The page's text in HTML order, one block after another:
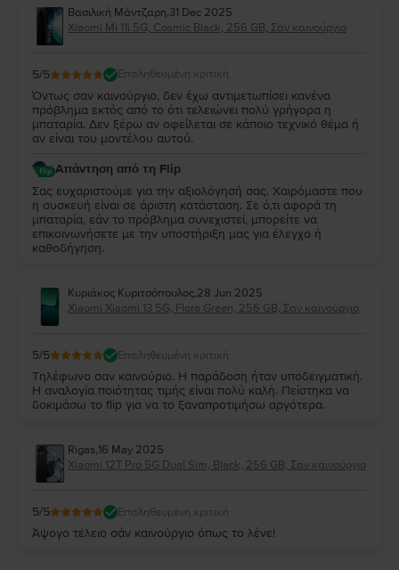
Βασιλική Μάντζαρη,31 Dec 2025
Xiaomi Mi 11i 5G, Cosmic Black, 256 GB, Σαν καινούργιο
5/5 Επαληθευμένη κριτική
Όντως σαν καινούργιο, δεν έχω αντιμετωπίσει κανένα
πρόβλημα εκτός από το ότι τελειώνει πολύ γρήγορα η
μπαταρία. Δεν ξέρω αν οφείλεται σε κάποιο τεχνικό θέμα ή
αν είναι του μοντέλου αυτού.
Απάντηση από τη Flip
Σας ευχαριστούμε για την αξιολόγησή σας. Χαιρόμαστε που
η συσκευή είναι σε άριστη κατάσταση. Σε ό,τι αφορά τη
μπαταρία, εάν το πρόβλημα συνεχιστεί, μπορείτε να
επικοινωνήσετε με την υποστήριξη μας για έλεγχο ή
καθοδήγηση.
Κυριάκος Κυριτσόπουλος,28 Jun 2025
Xiaomi Xiaomi 13 5G, Flora Green, 256 GB, Σαν καινούργιο
5/5 Επαληθευμένη κριτική
Τηλέφωνο σαν καινούριο. Η παράδοση ήταν υποδειγματική.
Η αναλογία ποιότητας τιμής είναι πολύ καλή. Πείστηκα να
δοκιμάσω το flip για να το ξαναπροτιμήσω αργότερα.
Rigas,16 May 2025
Xiaomi 12T Pro 5G Dual Sim, Black, 256 GB, Σαν καινούργιο
5/5 Επαληθευμένη κριτική
Άψογο τέλειο σάν καινούργιο όπως το λένε!